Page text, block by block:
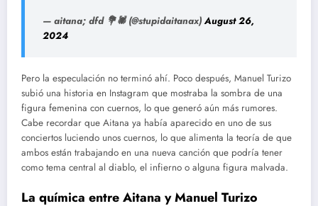
— aitana; dfd 💐🕷️ (@stupidaitanax)August 26,
2024
Pero la especulación no terminó ahí. Poco después, Manuel Turizo
subió una historia en Instagram que mostraba la sombra de una
figura femenina con cuernos, lo que generó aún más rumores.
Cabe recordar que Aitana ya había aparecido en uno de sus
conciertos luciendo unos cuernos, lo que alimenta la teoría de que
ambos están trabajando en una nueva canción que podría tener
como tema central al diablo, el infierno o alguna figura malvada.
La química entre Aitana y Manuel Turizo